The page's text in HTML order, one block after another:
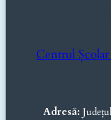
Centrul
Adresă: